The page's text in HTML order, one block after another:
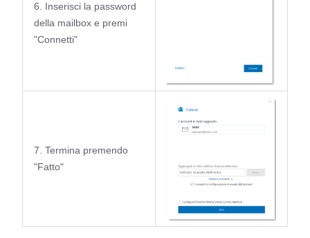
6. Inserisci la password
della mailbox e premi
"Connetti"
7. Termina premendo
"Fatto"